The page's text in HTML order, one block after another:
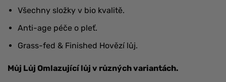
Všechny složky v bio kvalitě.
Anti-age péče o pleť.
Grass-fed & Finished Hovězí lůj.
Můj Lůj Omlazující lůj v různých variantách.